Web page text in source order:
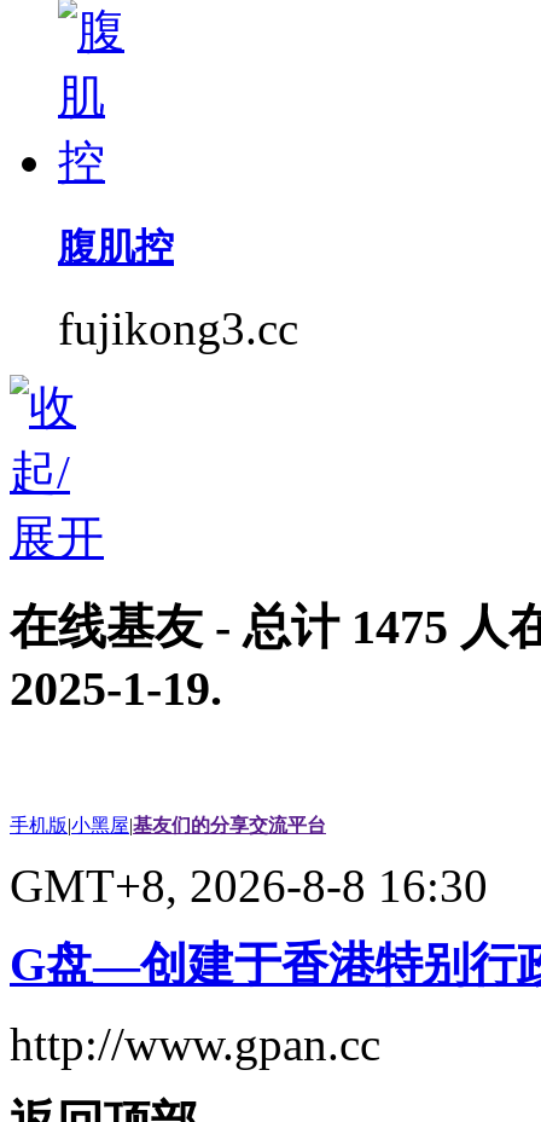
腹肌控
fujikong3.cc
在线基友 - 总计 1475 人
2025-1-19.
手机版|小黑屋|基友们的分享交流平台
GMT+8, 2026-8-8 16:30
G盘—创建于香港特别行
http://www.gpan.cc